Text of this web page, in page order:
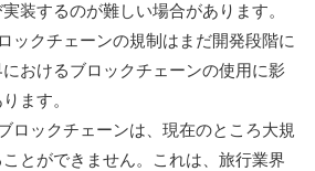
装するのが難しい場合があります。
ックチェーンの規制はまだ開発段階に
おけるブロックチェーンの使用に影
ます。
ロックチェーンは、現在のところ大規
とができません。これは、旅行業界